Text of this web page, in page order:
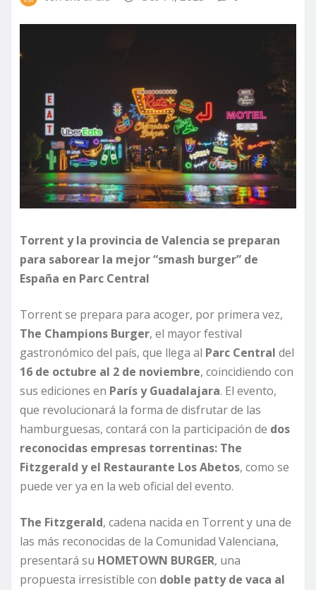
Torrent y la provincia de Valencia se preparan
para saborear la mejor “smash burger” de
España en Parc Central
Torrent se prepara para acoger, por primera vez,
The Champions Burger, el mayor festival
gastronómico del país, que llega al Parc Central del
16 de octubre al 2 de noviembre, coincidiendo con
sus ediciones en París y Guadalajara. El evento,
que revolucionará la forma de disfrutar de las
hamburguesas, contará con la participación de dos
reconocidas empresas torrentinas: The
Fitzgerald y el Restaurante Los Abetos, como se
puede ver ya en la web oficial del evento.
The Fitzgerald, cadena nacida en Torrent y una de
las más reconocidas de la Comunidad Valenciana,
presentará su HOMETOWN BURGER, una
propuesta irresistible con doble patty de vaca al